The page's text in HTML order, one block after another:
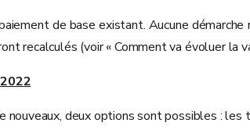
de base existant. Aucune
(voir « Comment va évoluer la
deux options sont possibles : les